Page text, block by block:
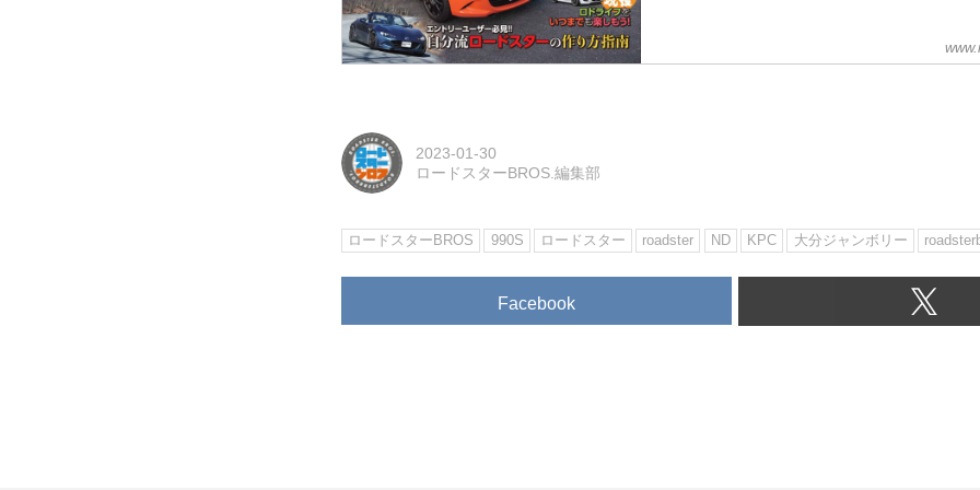
2023-01-30
ロードスターBROS.編集部
ロードスターBROS 990S ロードスター roadster ND KPC 大分ジャンボリー
Facebook